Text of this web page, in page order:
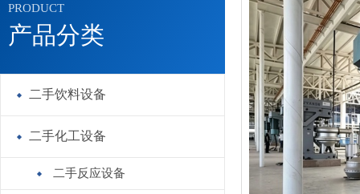
PRODUCT
产品分类
二手饮料设备
二手化工设备
二手反应设备